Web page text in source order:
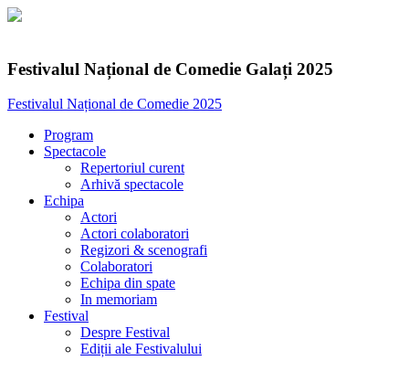
Festivalul Național de Comedie Galați 2025
Festivalul Național de Comedie 2025
Program
Spectacole
Repertoriul curent
Arhivă spectacole
Echipa
Actori
Actori colaboratori
Regizori & scenografi
Colaboratori
Echipa din spate
In memoriam
Festival
Despre Festival
Ediții ale Festivalului